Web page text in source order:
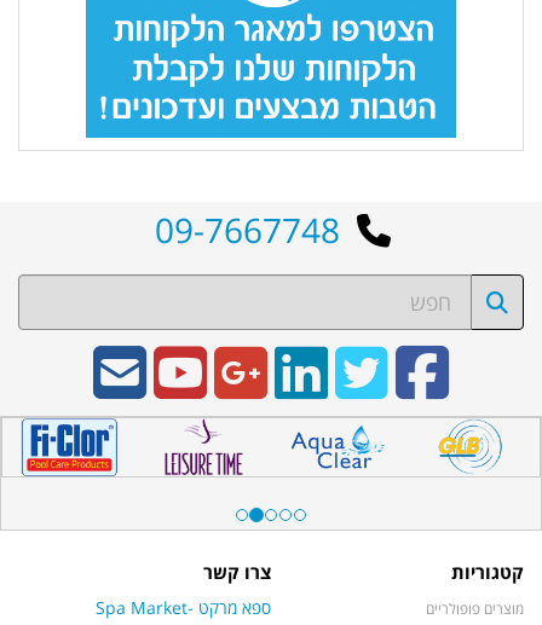
קטגוריות
מוצרים פופולריים
צרו קשר
ספא מרקט -Spa Market